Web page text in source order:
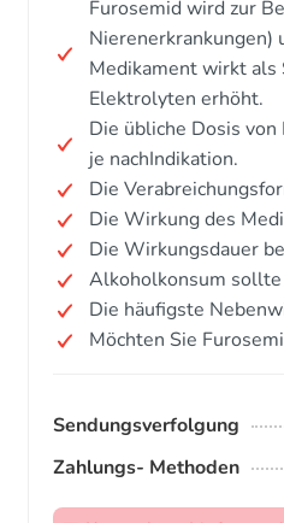
Furosemid wird zur
Nierenerkrankungen)
Medikament wirkt als
Elektrolyten erhöht.
Die übliche Dosis
je nachIndikation.
Die
Die Wirkung des
Die Wirkungsdauer
Alkoholkonsum
Die häufigste
Möchten Sie
Sendungsverfolgung
Zahlungs- Methoden